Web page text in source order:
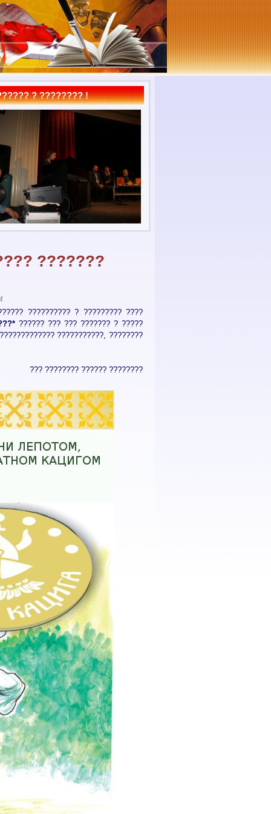
? ???????? !
???????
?????????? ? ????????? ????
?????? ??? ??? ??????? ? ?????
???????????, ????????
??? ???????? ?????? ????????